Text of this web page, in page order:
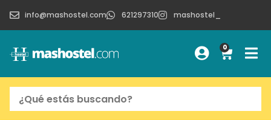
info@mashostel.com 621297310 mashostel_
0